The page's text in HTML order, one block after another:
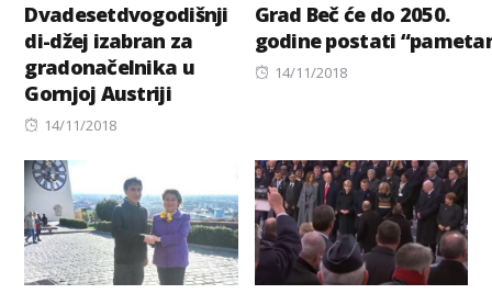
Dvadesetdvogodišnji
di-džej izabran za
gradonačelnika u
Gornjoj Austriji
Posted
14/11/2018
Grad Beč će do 2050.
godine postati
Posted
14/11/2018